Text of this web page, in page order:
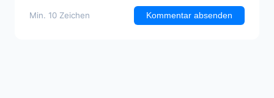
Min. 10 Zeichen Kommentar absenden